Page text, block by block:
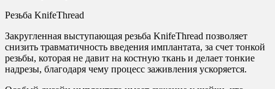
Резьба KnifeThread
Закругленная выступающая резьба KnifeThread позволяет
снизить травматичность введения имплантата, за счет тонкой
резьбы, которая не давит на костную ткань и делает тонкие
надрезы, благодаря чему процесс заживления ускоряется.